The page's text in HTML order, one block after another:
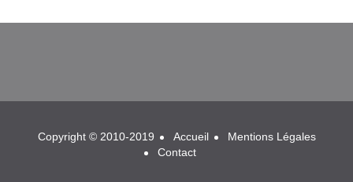
B
Copyright © 2010-2019 Accueil
Mentions Légales
Contact